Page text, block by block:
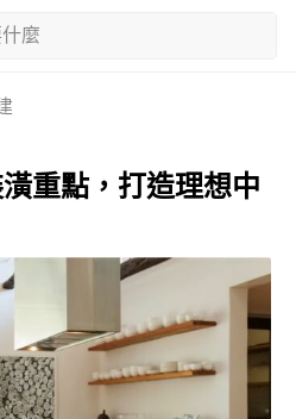
重點，打造理想中